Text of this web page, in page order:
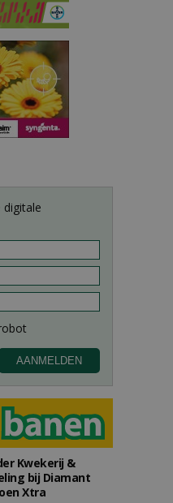
digitale
Kwekerij &
bij Diamant
Xtra